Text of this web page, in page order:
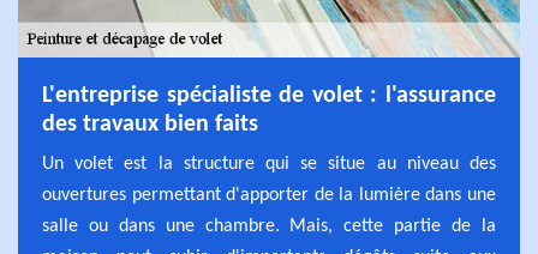
L'entreprise spécialiste de volet : l'assurance
des travaux bien faits
Un volet est la structure qui se situe au niveau des
ouvertures permettant d'apporter de la lumière dans une
salle ou dans une chambre. Mais, cette partie de la